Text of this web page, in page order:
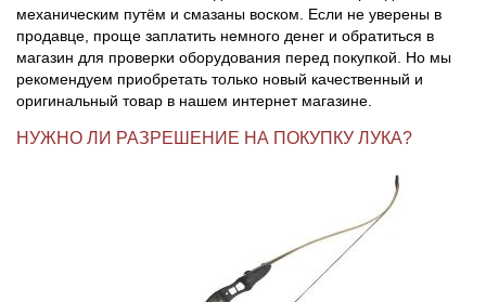
механическим путём и смазаны воском. Если не уверены в
продавце, проще заплатить немного денег и обратиться в
магазин для проверки оборудования перед покупкой. Но мы
рекомендуем приобретать только новый качественный и
оригинальный товар в нашем интернет магазине.
НУЖНО ЛИ РАЗРЕШЕНИЕ НА ПОКУПКУ ЛУКА?